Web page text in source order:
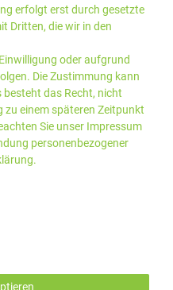
erfolgt erst durch gesetzte
Dritten, die wir in den
oder aufgrund
Die Zustimmung kann
das Recht, nicht
zu einem späteren Zeitpunkt
Sie unser Impressum
personenbezogener
.